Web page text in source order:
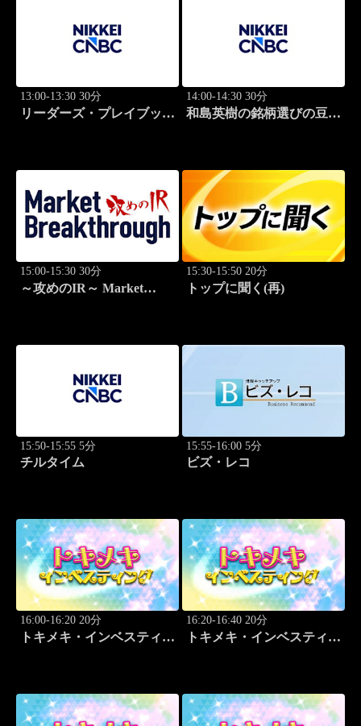
13:00-13:30 30分
リーダーズ・プレイブック
14:00-14:30 30分
和島英樹の銘柄選びの豆知
15:00-15:30 30分
～攻めのIR～ Market
15:30-15:50 20分
トップに聞く(再)
15:50-15:55 5分
チルタイム
15:55-16:00 5分
ビズ・レコ
16:00-16:20 20分
トキメキ・インベスティン
16:20-16:40 20分
トキメキ・インベスティン